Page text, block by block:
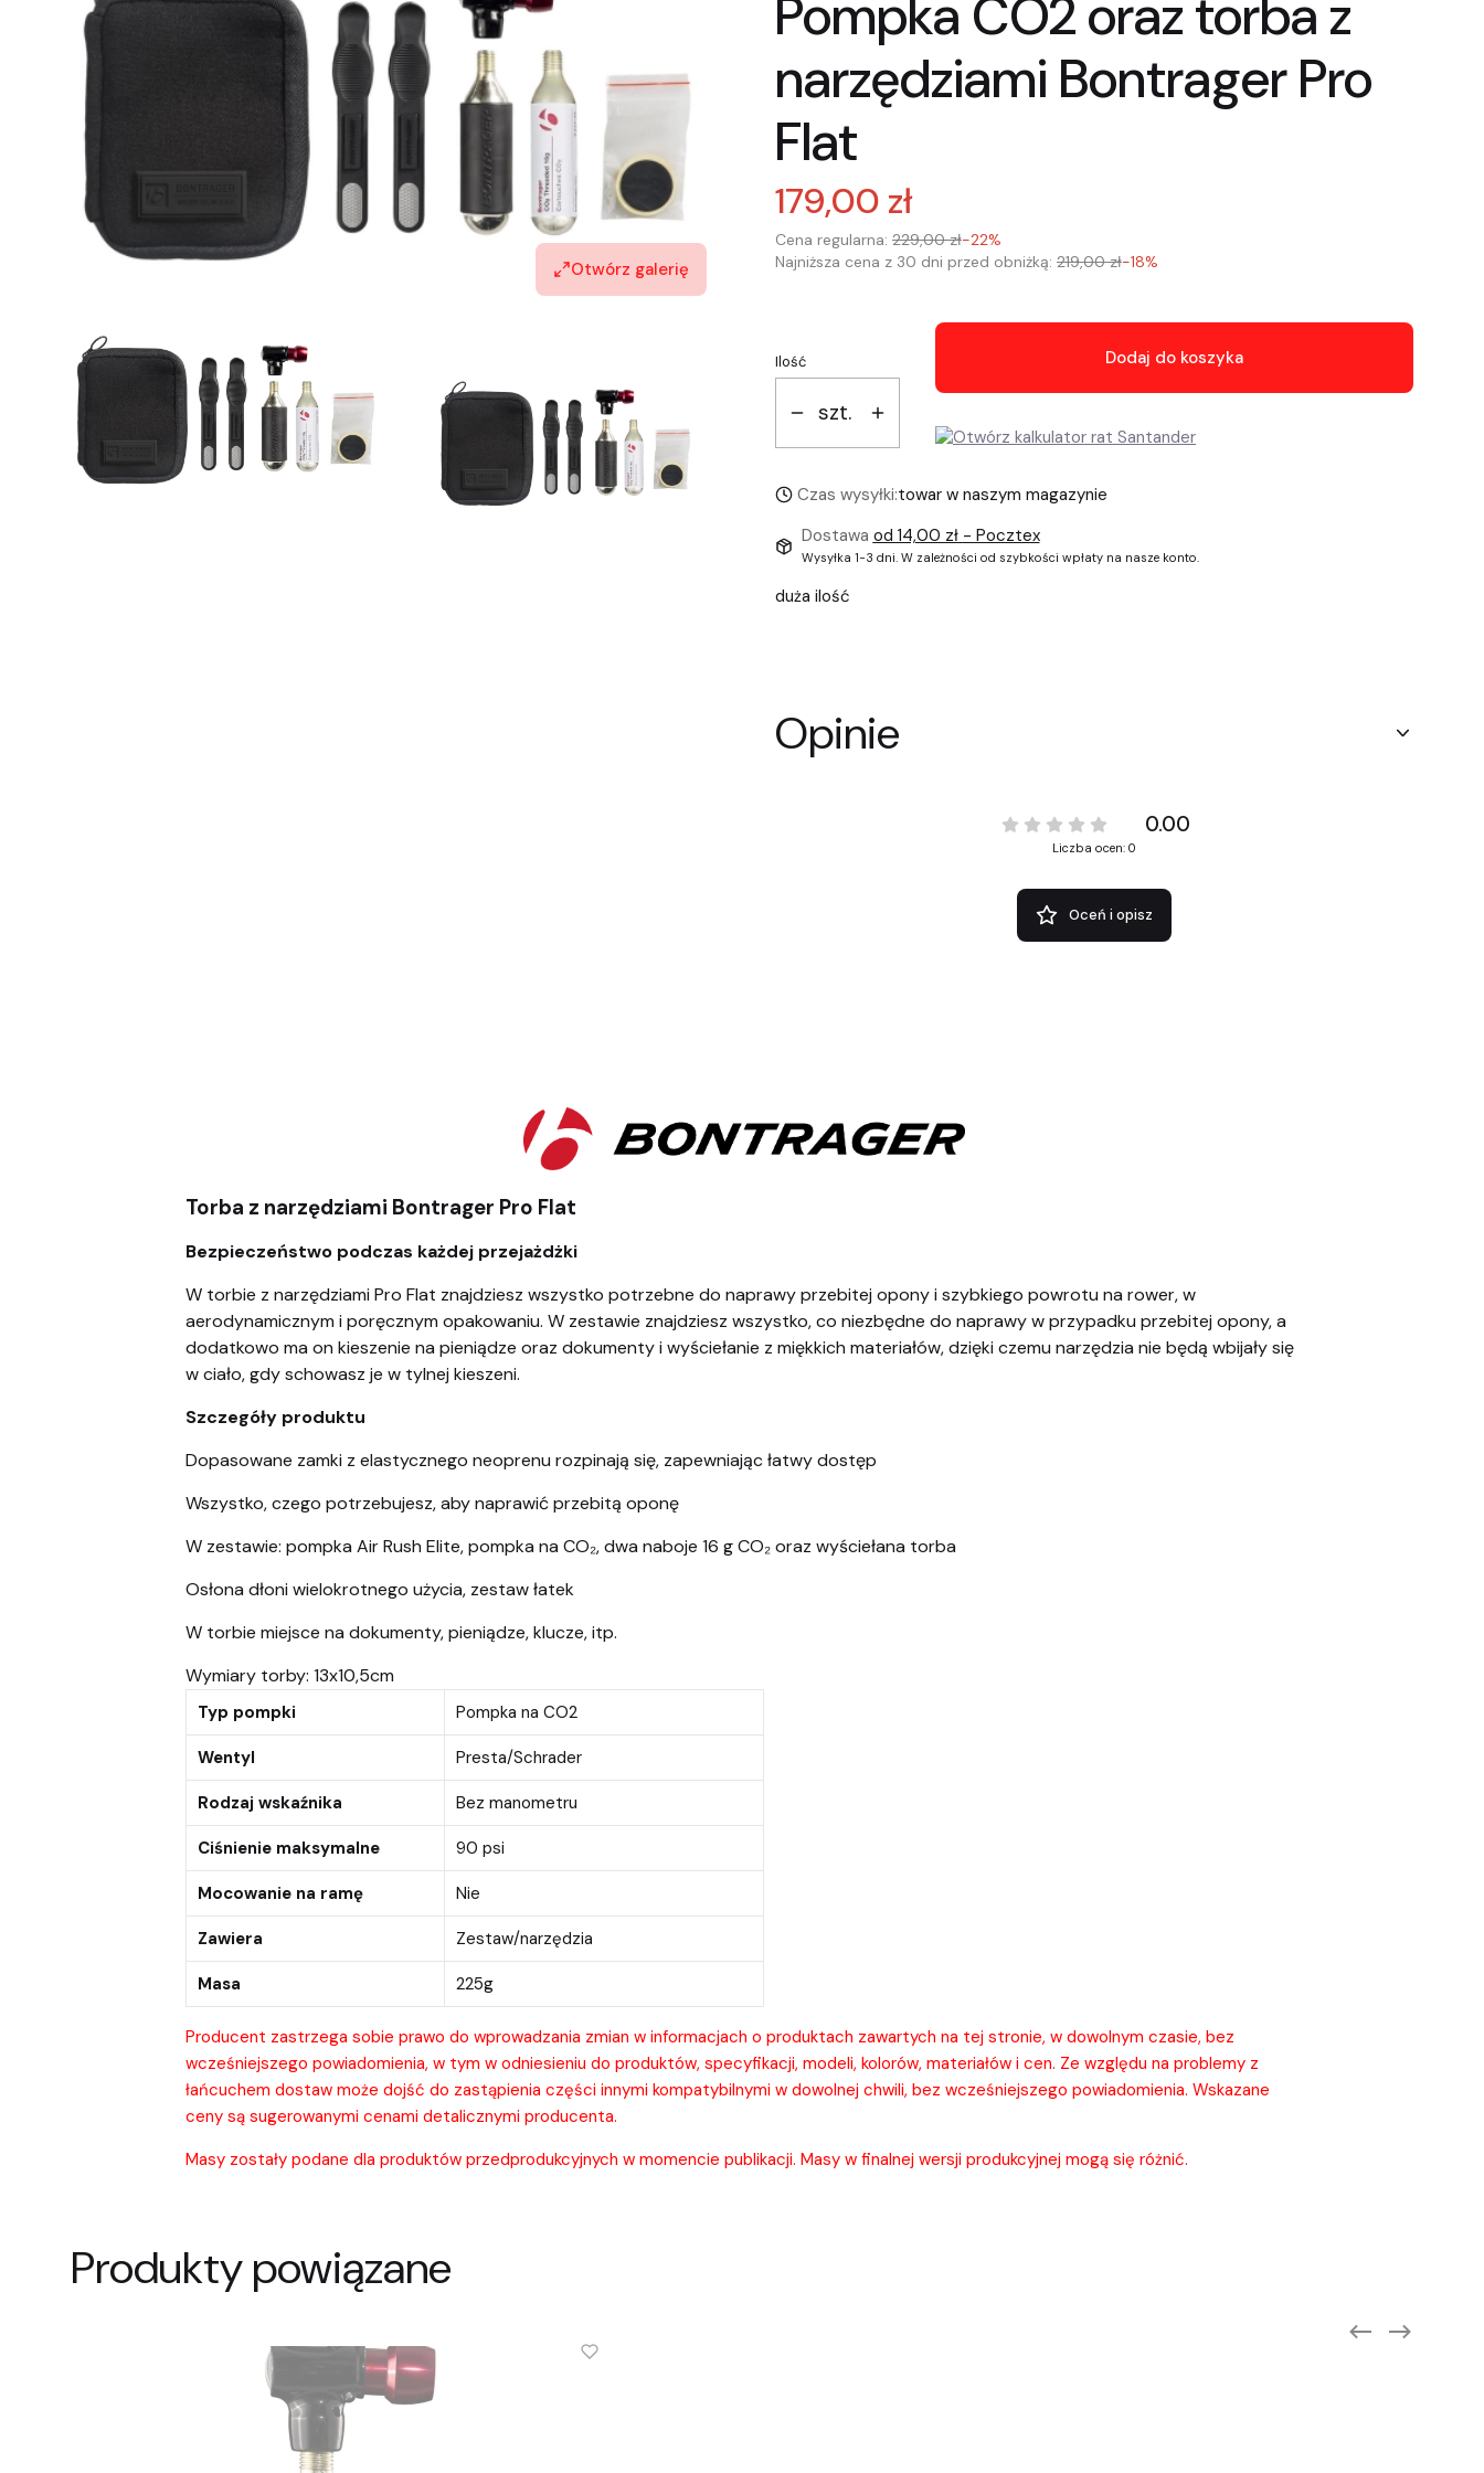
Otwórz galerię
Pompka CO2 oraz torba z
narzędziami Bontrager Pro
Flat
179,00 zł
Cena regularna: 229,00 zł-22%
Najniższa cena z 30 dni przed obniżką: 219,00 zł-18%
Ilość
szt.
Dodaj do koszyka
Czas wysyłki:towar w naszym magazynie
Dostawa od 14,00 zł - Pocztex
Wysyłka 1-3 dni. W zależności od szybkości wpłaty na nasze konto.
duża ilość
Opinie
0.00
Liczba ocen: 0
Oceń i opisz
Torba z narzędziami Bontrager Pro Flat
Bezpieczeństwo podczas każdej przejażdżki
W torbie z narzędziami Pro Flat znajdziesz wszystko potrzebne do naprawy przebitej opony i szybkiego powrotu na rower, w
aerodynamicznym i poręcznym opakowaniu. W zestawie znajdziesz wszystko, co niezbędne do naprawy w przypadku przebitej opony, a
dodatkowo ma on kieszenie na pieniądze oraz dokumenty i wyściełanie z miękkich materiałów, dzięki czemu narzędzia nie będą wbijały się
w ciało, gdy schowasz je w tylnej kieszeni.
Szczegóły produktu
Dopasowane zamki z elastycznego neoprenu rozpinają się, zapewniając łatwy dostęp
Wszystko, czego potrzebujesz, aby naprawić przebitą oponę
W zestawie: pompka Air Rush Elite, pompka na CO₂, dwa naboje 16 g CO₂ oraz wyściełana torba
Osłona dłoni wielokrotnego użycia, zestaw łatek
W torbie miejsce na dokumenty, pieniądze, klucze, itp.
Wymiary torby: 13x10,5cm
Typ pompki Pompka na CO2
Wentyl Presta/Schrader
Rodzaj wskaźnika Bez manometru
Ciśnienie maksymalne 90 psi
Mocowanie na ramę Nie
Zawiera Zestaw/narzędzia
Masa 225g
Producent zastrzega sobie prawo do wprowadzania zmian w informacjach o produktach zawartych na tej stronie, w dowolnym czasie, bez
wcześniejszego powiadomienia, w tym w odniesieniu do produktów, specyfikacji, modeli, kolorów, materiałów i cen. Ze względu na problemy z
łańcuchem dostaw może dojść do zastąpienia części innymi kompatybilnymi w dowolnej chwili, bez wcześniejszego powiadomienia. Wskazane
ceny są sugerowanymi cenami detalicznymi producenta.
Masy zostały podane dla produktów przedprodukcyjnych w momencie publikacji. Masy w finalnej wersji produkcyjnej mogą się różnić.
Produkty powiązane